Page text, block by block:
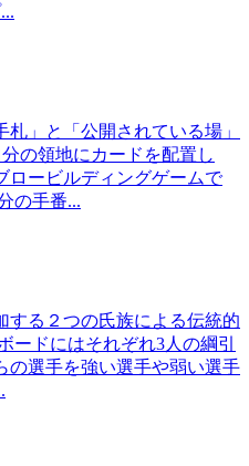
」と「公開されている場」
の領地にカードを配置し
ロービルディングゲームで
の手番...
する２つの氏族による伝統的
ードにはそれぞれ3人の綱引
の選手を強い選手や弱い選手